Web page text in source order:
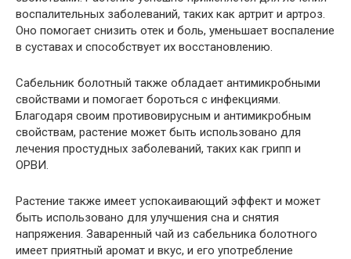
воспалительных заболеваний, таких как артрит и артроз.
Оно помогает снизить отек и боль, уменьшает воспаление
в суставах и способствует их восстановлению.
Сабельник болотный также обладает антимикробными
свойствами и помогает бороться с инфекциями.
Благодаря своим противовирусным и антимикробным
свойствам, растение может быть использовано для
лечения простудных заболеваний, таких как грипп и
ОРВИ.
Растение также имеет успокаивающий эффект и может
быть использовано для улучшения сна и снятия
напряжения. Заваренный чай из сабельника болотного
имеет приятный аромат и вкус, и его употребление